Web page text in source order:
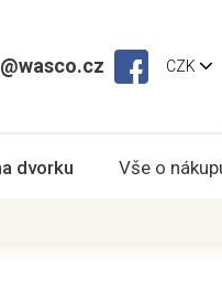
CZK
dvorku Vše o